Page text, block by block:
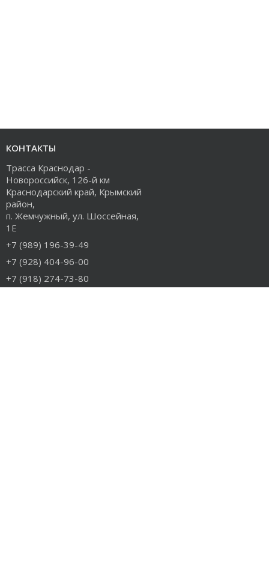
КОНТАКТЫ
Трасса Краснодар -
Новороссийск, 126-й км
Краснодарский край, Крымский
район,
п. Жемчужный, ул. Шоссейная,
1Е
+7 (989) 196-39-49
+7 (928) 404-96-00
+7 (918) 274-73-80